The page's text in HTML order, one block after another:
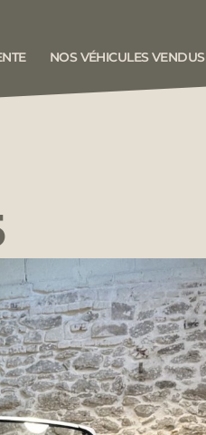
NOS VÉHICULES VENDUS